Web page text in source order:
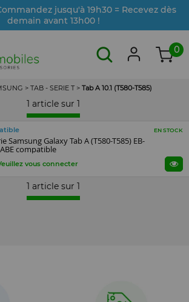
jusqu'à 19h30 = Recevez dès
demain avant 13h00 !
0
> TAB - SERIE T > Tab A 10.1 (T580-T585)
1 article sur 1
EN STOCK
Samsung Galaxy Tab A (T580-T585) EB-
compatible
vous connecter
1 article sur 1